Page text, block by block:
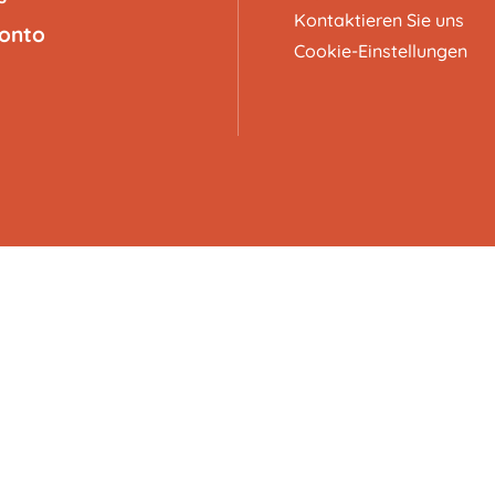
Kontaktieren Sie uns
Cookie-Einstellungen